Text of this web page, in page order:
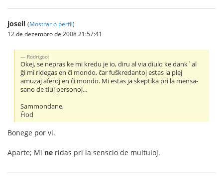
josell (Mostrar o perfil)
12 de dezembro de 2008 21:57:41
Rodrigoo:
Okej, se nepras ke mi kredu je io, diru al via diulo ke dank`al
ĝi mi ridegas en ĉi mondo, ĉar fuŝkredantoj estas la plej
amuzaj aferoj en ĉi mondo. Mi estas ja skeptika pri la mensa-
sano de tiuj personoj...
Sammondane,
Ĥod
Bonege por vi.
Aparte; Mi ne ridas pri la senscio de multuloj.